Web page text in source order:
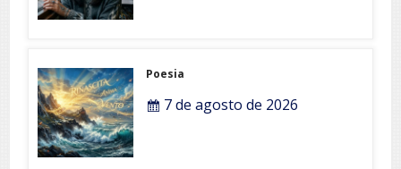
Poesia
7 de agosto de 2026